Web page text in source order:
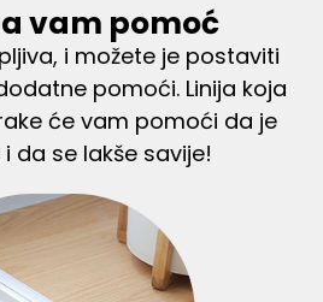
vam pomoć
i možete je postaviti
pomoći. Linija koja
će vam pomoći da je
da se lakše savije!